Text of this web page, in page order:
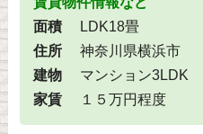
面積
LDK18畳
住所
神奈川県横浜市
建物
マンション3LDK
家賃
１５万円程度